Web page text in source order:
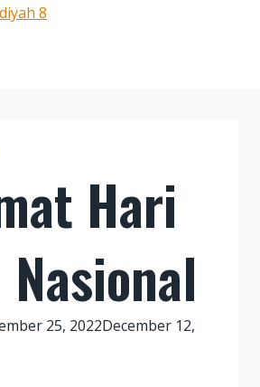
Hari
25, 2022December 12,